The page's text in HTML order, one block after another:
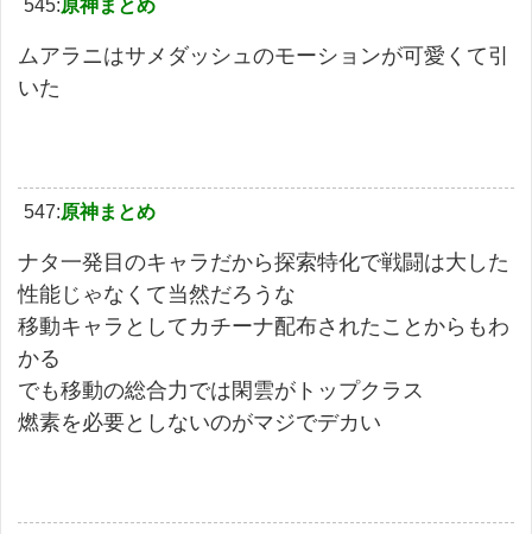
545:原神まとめ
ムアラニはサメダッシュのモーションが可愛くて引
いた
547:原神まとめ
ナタ一発目のキャラだから探索特化で戦闘は大した
性能じゃなくて当然だろうな
移動キャラとしてカチーナ配布されたことからもわ
かる
でも移動の総合力では閑雲がトップクラス
燃素を必要としないのがマジでデカい